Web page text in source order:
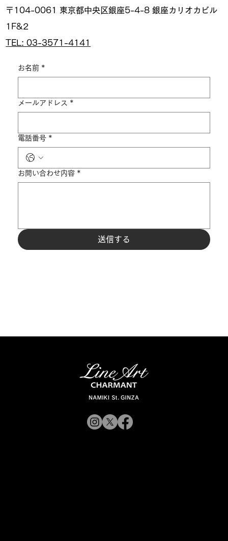
〒104-0061 東京都中央区銀座5-4-8 銀座カリオカビル
1F&2
TEL: 03-3571-4141
お名前 *
メールアドレス *
電話番号 *
お問い合わせ内容 *
送信する